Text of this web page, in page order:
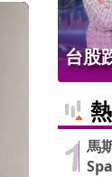
台股
深反
馬